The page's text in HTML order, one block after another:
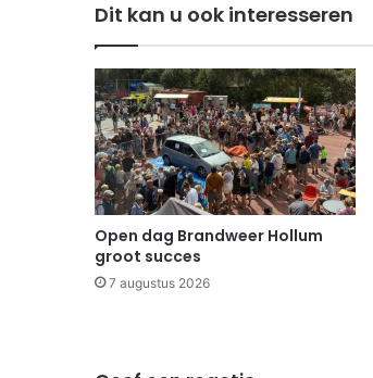
Dit kan u ook interesseren
Open dag Brandweer Hollum
groot succes
7 augustus 2026